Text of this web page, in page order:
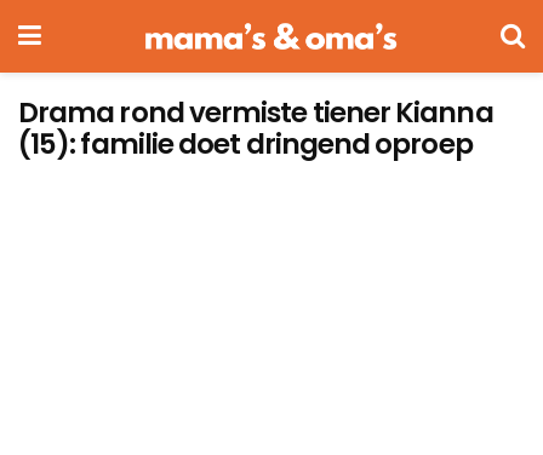
Drama rond vermiste tiener Kianna
(15): familie doet dringend oproep